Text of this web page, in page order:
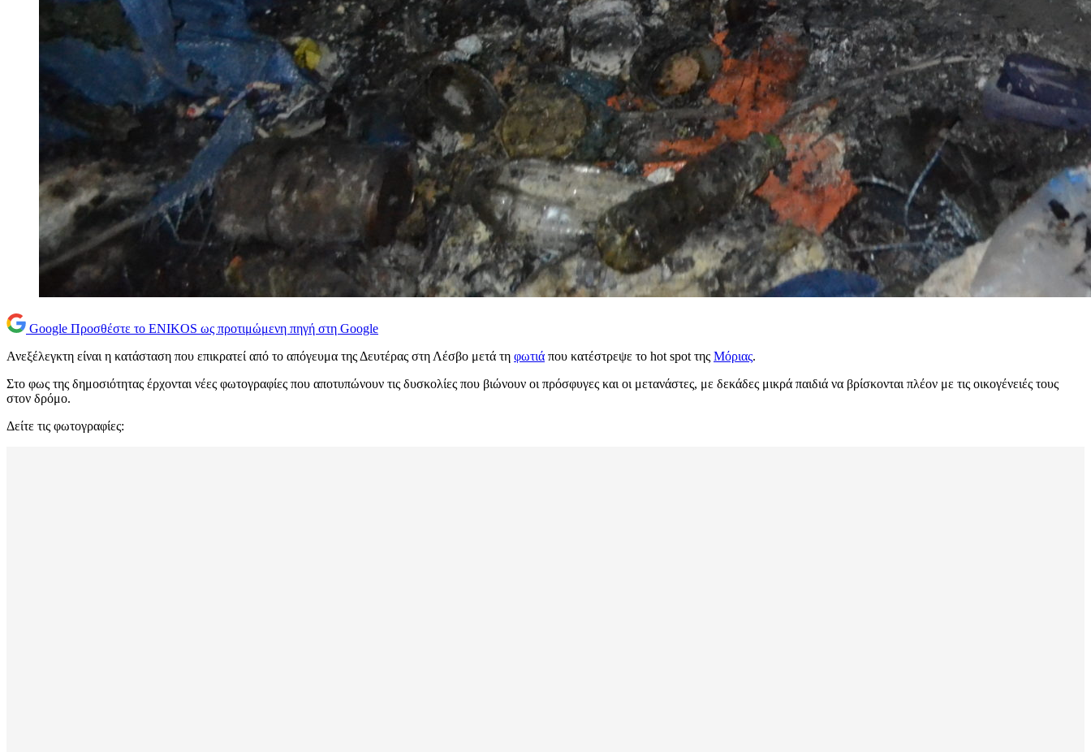
Google Προσθέστε το ENIKOS ως προτιμώμενη πηγή στη Google
Ανεξέλεγκτη είναι η κατάσταση που επικρατεί από το απόγευμα της Δευτέρας στη Λέσβο μετά τη φωτιά που κατέστρεψε το hot spot της Μόριας.
Στο φως της δημοσιότητας έρχονται νέες φωτογραφίες που αποτυπώνουν τις δυσκολίες που βιώνουν οι πρόσφυγες και οι μετανάστες, με δεκάδες μικρά παιδιά να βρίσκονται πλέον με τις οικογένειές τους
στον δρόμο.
Δείτε τις φωτογραφίες: